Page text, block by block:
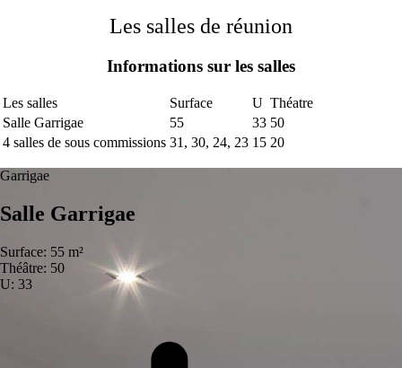
Les salles de réunion
Informations sur les salles
Les salles Surface U Théatre
Salle Garrigae
55 33 50
4 salles de sous commissions 31, 30, 24, 23 15 20
Garrigae
Salle Garrigae
Surface: 55 m²
Théâtre: 50
U: 33